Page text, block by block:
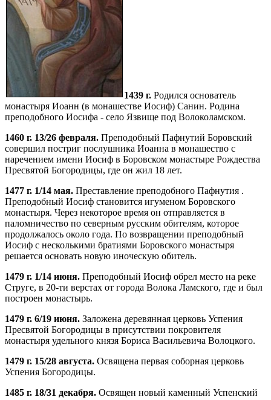
1439 г. Родился основатель
монастыря Иоанн (в монашестве Иосиф) Санин. Родина
преподобного Иосифа - село Язвище под Волоколамском.
1460 г. 13/26 февраля. Преподобный Пафнутий Боровский
совершил постриг послушника Иоанна в монашество с
наречением имени Иосиф в Боровском монастыре Рождества
Пресвятой Богородицы, где он жил 18 лет.
1477 г. 1/14 мая. Преставление преподобного Пафнутия .
Преподобный Иосиф становится игуменом Боровского
монастыря. Через некоторое время он отправляется в
паломничество по северным русским обителям, которое
продолжалось около года. По возвращении преподобный
Иосиф с несколькими братиями Боровского монастыря
решается основать новую иноческую обитель.
1479 г. 1/14 июня. Преподобный Иосиф обрел место на реке
Струге, в 20-ти верстах от города Волока Ламского, где и был
построен монастырь.
1479 г. 6/19 июня. Заложена деревянная церковь Успения
Пресвятой Богородицы в присутствии покровителя
монастыря удельного князя Бориса Васильевича Волоцкого.
1479 г. 15/28 августа. Освящена первая соборная церковь
Успения Богородицы.
1485 г. 18/31 декабря. Освящен новый каменный Успенский